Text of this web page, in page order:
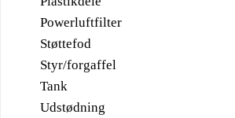
Powerluftfilter
Støttefod
Styr/forgaffel
Tank
Udstødning